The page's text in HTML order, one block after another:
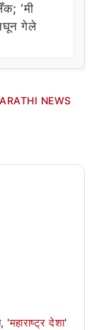
‘मी
गेले
NEWS
'महाराष्ट्र देशा'